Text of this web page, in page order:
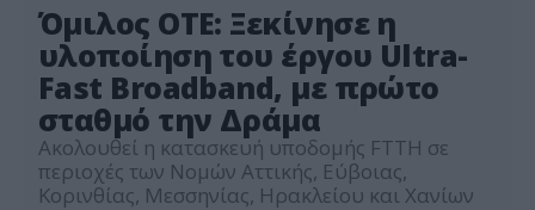
Όμιλος ΟΤΕ: Ξεκίνησε η
υλοποίηση του έργου Ultra-
Fast Broadband, με πρώτο
σταθμό την Δράμα
Ακολουθεί η κατασκευή υποδομής FTTH σε
περιοχές των Νομών Αττικής, Εύβοιας,
Κορινθίας, Μεσσηνίας, Ηρακλείου και Χανίων